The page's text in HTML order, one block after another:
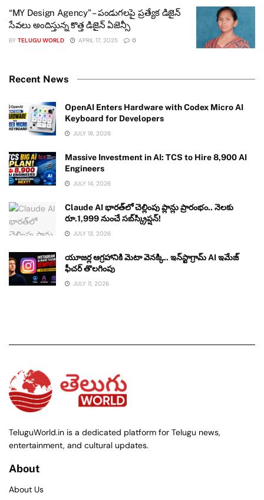
“MY Design Agency” – పండుగలపై ప్రత్యేక డిజైన్
సేవలు అందిస్తున్న కొత్త డిజైన్ ఏజెన్సీ
BY TELUGU WORLD APRIL 17, 2025 0
Recent News
OpenAI Enters Hardware with Codex Micro AI
Keyboard for Developers
JULY 18, 2026
Massive Investment in AI: TCS to Hire 8,900 AI
Engineers
JULY 14, 2026
Claude AI భారత్‌లో చెల్లింపు ప్లాన్లు ప్రారంభం.. నెలకు
రూ.1,999 నుంచే సబ్‌స్క్రిప్షన్!
JULY 13, 2026
యూజర్ల ఆగ్రహానికి మెటా వెనక్కి.. ఇన్‌స్టాగ్రామ్ AI ఇమేజ్
ఫీచర్ తొలగింపు
JULY 11, 2026
TeluguWorld.in is a dedicated platform for Telugu news,
entertainment, and cultural updates.
About
About Us